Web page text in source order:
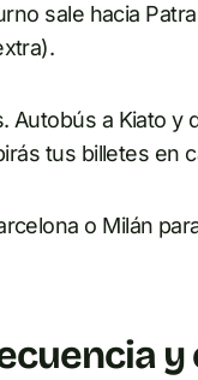
sale hacia
Autobús a Kiato
tus billetes en
o Milán